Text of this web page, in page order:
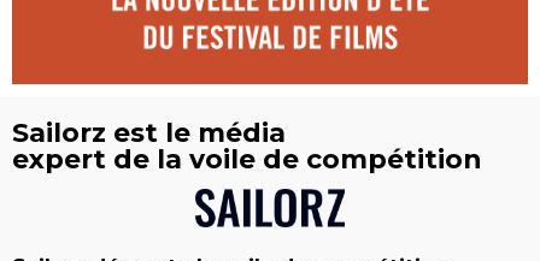
Sailorz est le média
expert de la voile de compétition